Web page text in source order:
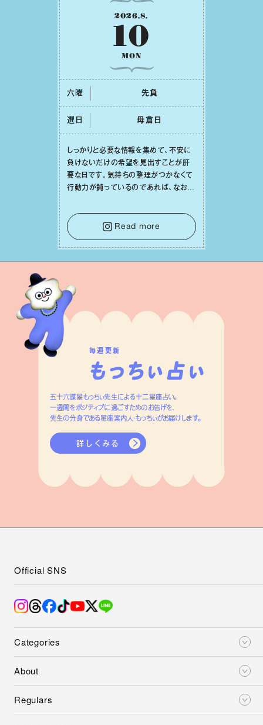
2026.8.
10
MON
六曜 先負
選日 ⺟倉⽇
しっかりと必要な情報を集めて、不安に
負けないだけの希望を⾒出すことが肝
要な⽇です。気持ちの整理がつかなくて
⾏動⼒が鈍っているのであれば、なおさ
を踏み出すのに役⽴つはず。また、広い
意味での「癒し」や「治療」が必要な⽇で
もあり、特に⼈間関係の改善は課題の⼀
つです。
Read more
毎週更新
五十六謀星もっちぃ先生による十二星座占い。
一週間をポジティブに過ごすためのお告げを、
先生の分身である星座案内人・もっちぃがお届けします。
詳しくみる
Categories
About
Regulars
Official SNS